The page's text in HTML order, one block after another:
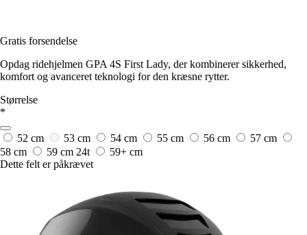
Gratis forsendelse
Opdag ridehjelmen GPA 4S First Lady, der kombinerer sikkerhed,
komfort og avanceret teknologi for den kræsne rytter.
Størrelse
*
52 cm 53 cm 54 cm 55 cm 56 cm
57 cm
58 cm
59 cm 24t
59+ cm
Dette felt er påkrævet